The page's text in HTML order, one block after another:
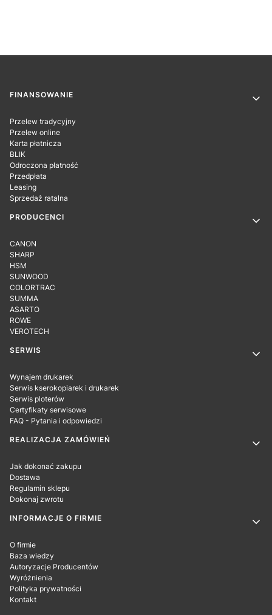
Linki w stopce
FINANSOWANIE
Przelew tradycyjny
Przelew online
Karta płatnicza
BLIK
Odroczona płatność
Przedpłata
Leasing
Sprzedaż ratalna
PRODUCENCI
CANON
SHARP
HSM
SUNWOOD
COLORTRAC
SUMMA
ASARTO
ROWE
VEROTECH
SERWIS
Wynajem drukarek
Serwis kserokopiarek i drukarek
Serwis ploterów
Certyfikaty serwisowe
FAQ - Pytania i odpowiedzi
REALIZACJA ZAMÓWIEŃ
Jak dokonać zakupu
Dostawa
Regulamin sklepu
Dokonaj zwrotu
INFORMACJE O FIRMIE
O firmie
Baza wiedzy
Autoryzacje Producentów
Wyróżnienia
Polityka prywatności
Kontakt